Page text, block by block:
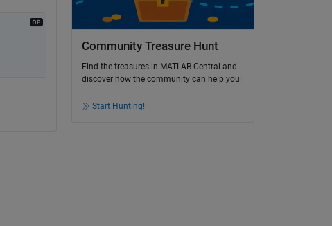
Community Treasure Hunt
Find the treasures in MATLAB Central and
discover how the community can help you!
Start Hunting!